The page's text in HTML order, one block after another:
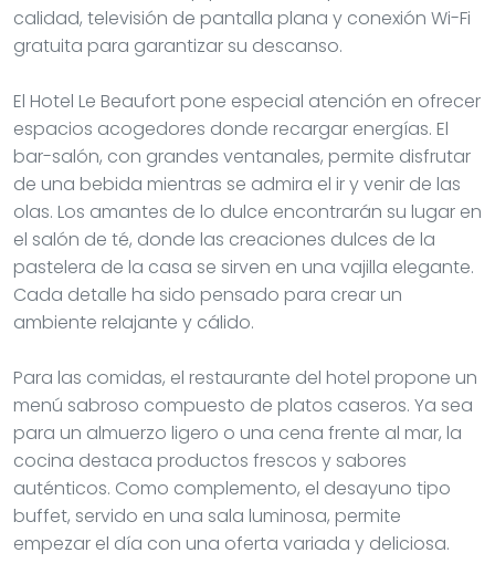
calidad, televisión de pantalla plana y conexión Wi-Fi
gratuita para garantizar su descanso.
El Hotel Le Beaufort pone especial atención en ofrecer
espacios acogedores donde recargar energías. El
bar-salón, con grandes ventanales, permite disfrutar
de una bebida mientras se admira el ir y venir de las
olas. Los amantes de lo dulce encontrarán su lugar en
el salón de té, donde las creaciones dulces de la
pastelera de la casa se sirven en una vajilla elegante.
Cada detalle ha sido pensado para crear un
ambiente relajante y cálido.
Para las comidas, el restaurante del hotel propone un
menú sabroso compuesto de platos caseros. Ya sea
para un almuerzo ligero o una cena frente al mar, la
cocina destaca productos frescos y sabores
auténticos. Como complemento, el desayuno tipo
buffet, servido en una sala luminosa, permite
empezar el día con una oferta variada y deliciosa.